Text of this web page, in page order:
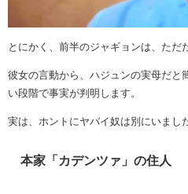
とにかく、前半のジャギョンは、ただ
彼女の言動から、ハジュンの実母だと
い段階で事実が判明します。
実は、ホントにヤバイ奴は別にいまし
本家「カデンツァ」の住人